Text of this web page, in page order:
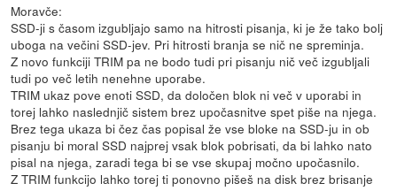
Moravče:
SSD-ji s časom izgubljajo samo na hitrosti pisanja, ki je že tako bolj
uboga na večini SSD-jev. Pri hitrosti branja se nič ne spreminja.
Z novo funkciji TRIM pa ne bodo tudi pri pisanju nič več izgubljali
tudi po več letih nenehne uporabe.
TRIM ukaz pove enoti SSD, da določen blok ni več v uporabi in
torej lahko naslednjič sistem brez upočasnitve spet piše na njega.
Brez tega ukaza bi čez čas popisal že vse bloke na SSD-ju in ob
pisanju bi moral SSD najprej vsak blok pobrisati, da bi lahko nato
pisal na njega, zaradi tega bi se vse skupaj močno upočasnilo.
Z TRIM funkcijo lahko torej ti ponovno pišeš na disk brez brisanje